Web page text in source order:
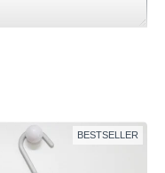
BESTSELLER